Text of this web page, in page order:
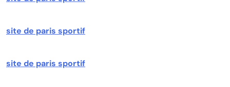
site de paris sportif
site de paris sportif